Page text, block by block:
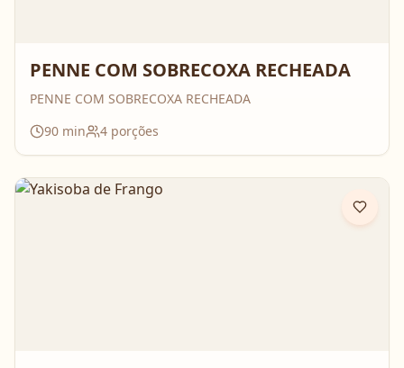
PENNE COM SOBRECOXA RECHEADA
PENNE COM SOBRECOXA RECHEADA
90 min 4 porções